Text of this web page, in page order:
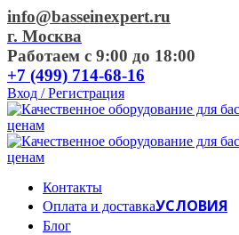
info@basseinexpert.ru
г. Москва
Работаем с 9:00 до 18:00
+7 (499) 714-68-16
Вход / Регистрация
Контакты
Оплата и доставкаУСЛОВИЯ
Блог